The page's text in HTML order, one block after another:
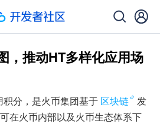
，推动HT多样化应用场
分，是火币集团基于 区块链
发
在火币内部以及火币生态体系下